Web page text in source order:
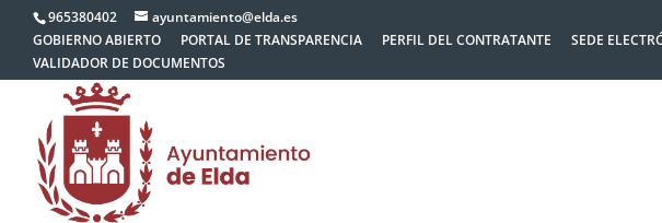
965380402
ayuntamiento@elda.es
GOBIERNO ABIERTO
PORTAL DE TRANSPARENCIA PERFIL DEL CONTRATANTE SEDE
VALIDADOR DE DOCUMENTOS